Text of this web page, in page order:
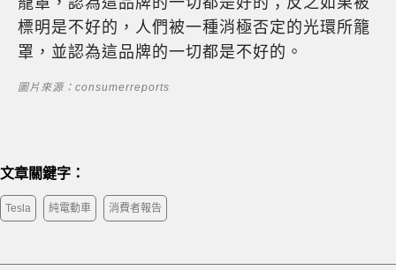
標明是不好的，人們被一種消極否定的光環所籠
罩，並認為這品牌的一切都是不好的。
圖片來源：consumerreports
文章關鍵字：
Tesla 純電動車 消費者報告